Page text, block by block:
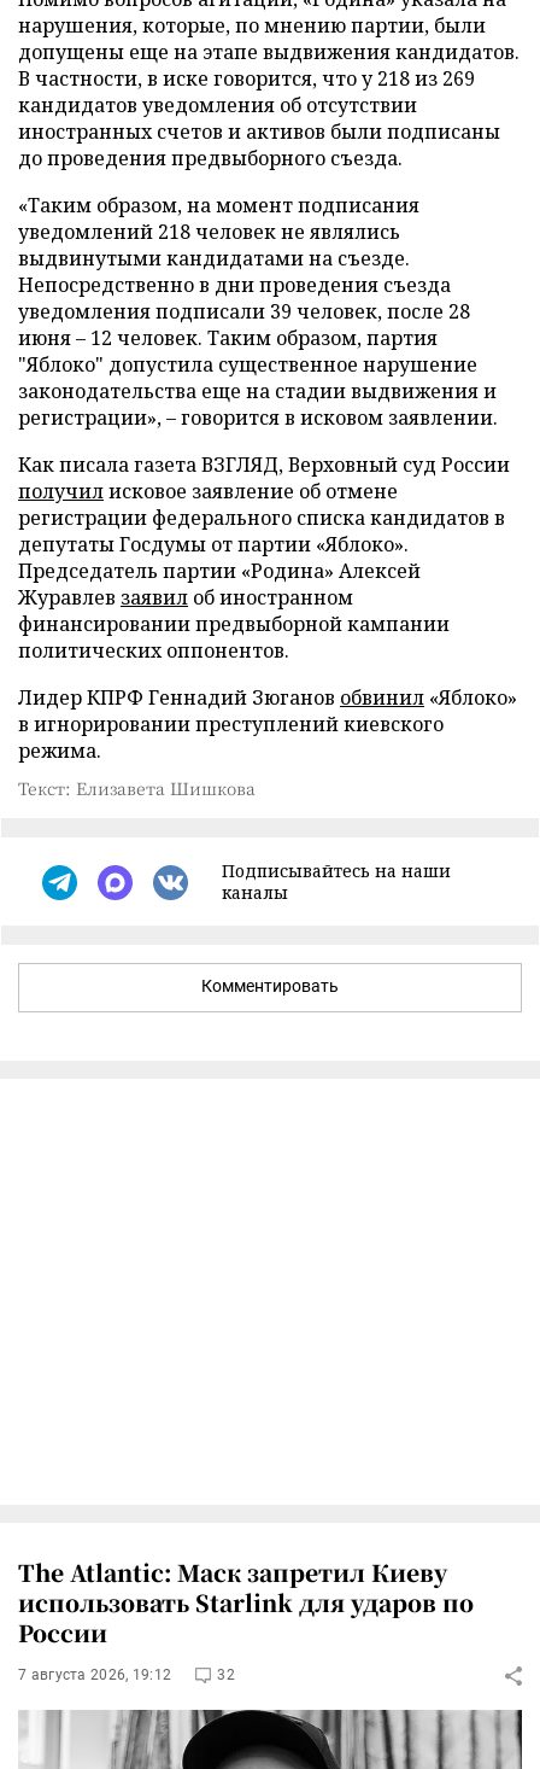
нарушения, которые, по мнению партии, были
допущены еще на этапе выдвижения кандидатов.
В частности, в иске говорится, что у 218 из 269
кандидатов уведомления об отсутствии
иностранных счетов и активов были подписаны
до проведения предвыборного съезда.
«Таким образом, на момент подписания
уведомлений 218 человек не являлись
выдвинутыми кандидатами на съезде.
Непосредственно в дни проведения съезда
уведомления подписали 39 человек, после 28
июня – 12 человек. Таким образом, партия
"Яблоко" допустила существенное нарушение
законодательства еще на стадии выдвижения и
регистрации», – говорится в исковом заявлении.
Как писала газета ВЗГЛЯД, Верховный суд России
получилисковое заявление об отмене
регистрации федерального списка кандидатов в
депутаты Госдумы от партии «Яблоко».
Председатель партии «Родина» Алексей
Журавлев заявил об иностранном
финансировании предвыборной кампании
политических оппонентов.
Лидер КПРФ Геннадий Зюганов обвинил «Яблоко»
в игнорировании преступлений киевского
режима.
Текст: Елизавета Шишкова
Подписывайтесь на наши
каналы
Комментировать
The Atlantic: Маск запретил Киеву
использовать Starlink для ударов по
России
7 августа 2026, 19:12 32